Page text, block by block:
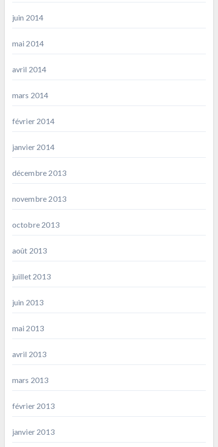
juin 2014
mai 2014
avril 2014
mars 2014
février 2014
janvier 2014
décembre 2013
novembre 2013
octobre 2013
août 2013
juillet 2013
juin 2013
mai 2013
avril 2013
mars 2013
février 2013
janvier 2013